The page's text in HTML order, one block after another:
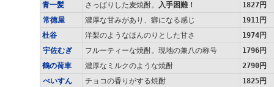
青一髪
さっぱりした麦焼酎。 入手困難！
1827円
常徳屋
濃厚な甘みがあり、癖になる感じ
1911円
杜谷
洋梨のようなほんのりとした甘さ
1974円
宇佐むぎ
フルーティーな焼酎。現地の兼八の称号
1796円
鶴の荷車
濃厚なミルクのような焼酎
2790円
べいすん
チョコの香りがする焼酎 1825円